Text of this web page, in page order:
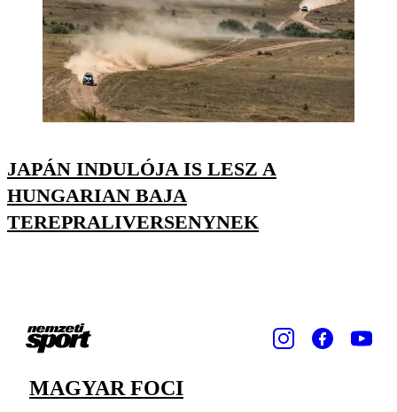
JAPÁN INDULÓJA IS LESZ A
HUNGARIAN BAJA
TEREPRALIVERSENYNEK
MAGYAR FOCI